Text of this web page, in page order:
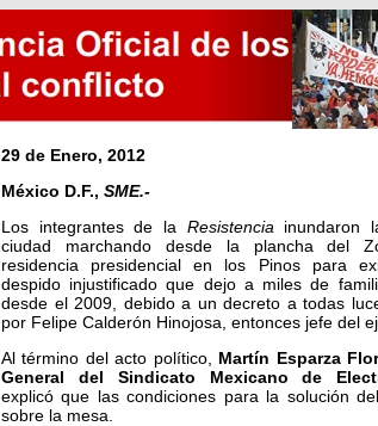
29 de Enero, 2012
México D.F., SME.-
Los integrantes de la Resistencia inundaron
ciudad marchando desde la plancha del
residencia presidencial en los Pinos para
despido injustificado que dejo a miles de
desde el 2009, debido a un decreto a todas
por Felipe Calderón Hinojosa, entonces jefe del
Al término del acto político, Martín Esparza
General del Sindicato Mexicano de
explicó que las condiciones para la solución
sobre la mesa.